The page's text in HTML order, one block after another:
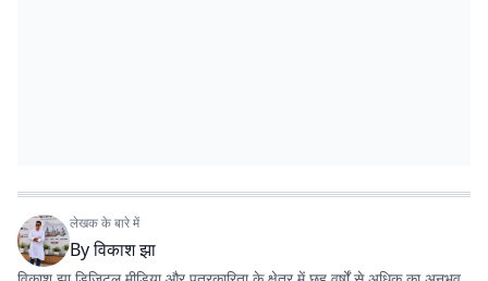
लेखक के बारे में
Byविकाश झा